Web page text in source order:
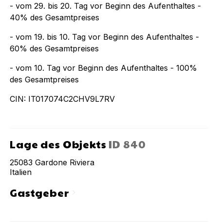
- vom 29. bis 20. Tag vor Beginn des Aufenthaltes -
40% des Gesamtpreises
- vom 19. bis 10. Tag vor Beginn des Aufenthaltes -
60% des Gesamtpreises
- vom 10. Tag vor Beginn des Aufenthaltes - 100%
des Gesamtpreises
CIN: IT017074C2CHV9L7RV
Lage des Objekts ID 840
25083 Gardone Riviera
Italien
Gastgeberchevron_right